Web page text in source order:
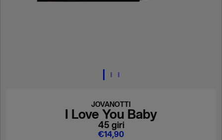
JOVANOTTI
I Love You Baby
45 giri
€14,90